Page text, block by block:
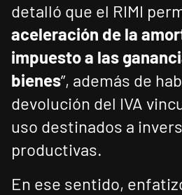
detalló que el RIMI
aceleración de la
impuesto a las
bienes”, además de
devolución del IVA
uso destinados a
productivas.
En ese sentido,